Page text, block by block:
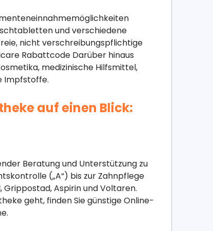
und verschiedene
nicht verschreibungspflichtige
Rabattcode Darüber hinaus
medizinische Hilfsmittel,
Impfstoffe.
auf einen Blick:
Beratung und Unterstützung zu
(„A“) bis zur Zahnpflege
Aspirin und Voltaren.
geht, finden Sie günstige Online-